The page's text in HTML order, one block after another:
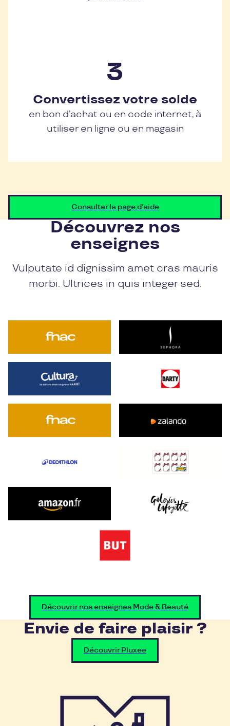
Convertissez votre solde
en bon d’achat ou en code internet, à
utiliser en ligne ou en magasin
Consulter la page d'aide
Découvrez nos
enseignes
Vulputate id dignissim amet cras mauris
morbi. Ultrices in quis integer sed.
Découvrir nos enseignes Mode & Beauté
Envie de faire plaisir ?
Découvrir Pluxee